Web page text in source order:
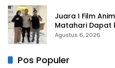
Juara I Film
Matahari Dapat
Kapolres
Agustus 6, 2026
Pos Populer